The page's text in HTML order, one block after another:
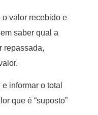
o valor recebido e
saber qual a
repassada,
informar o total
que é “suposto”